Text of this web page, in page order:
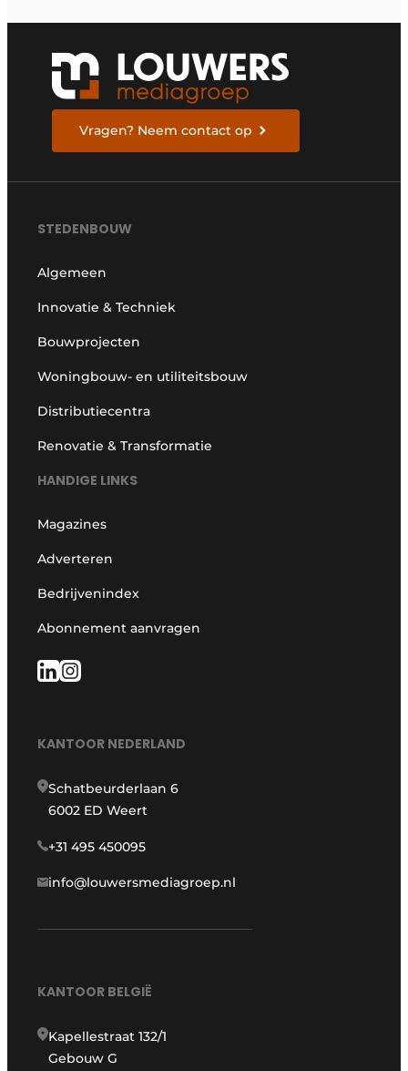
Vragen? Neem contact op
STEDENBOUW
Algemeen
Innovatie & Techniek
Bouwprojecten
Woningbouw- en utiliteitsbouw
Distributiecentra
Renovatie & Transformatie
HANDIGE LINKS
Magazines
Adverteren
Bedrijvenindex
Abonnement aanvragen
KANTOOR NEDERLAND
Schatbeurderlaan 6
6002 ED Weert
+31 495 450095
info@louwersmediagroep.nl
KANTOOR BELGIË
Kapellestraat 132/1
Gebouw G